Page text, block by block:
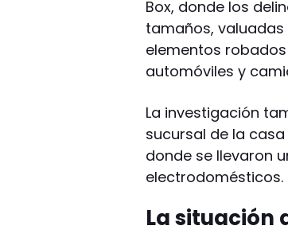
Box, donde los
tamaños, valuadas
elementos
automóviles y
La investigación
sucursal de la
donde se llevaron
electrodomésticos.
La situación